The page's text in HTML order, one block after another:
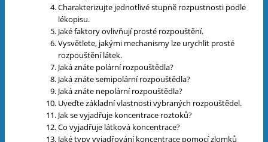
Charakterizujte jednotlivé stupně rozpustnosti podle
lékopisu.
Jaké faktory ovlivňují prosté rozpouštění.
Vysvětlete, jakými mechanismy lze urychlit prosté
rozpouštění látek.
Jaká znáte polární rozpouštědla?
Jaká znáte semipolární rozpouštědla?
Jaká znáte nepolární rozpouštědla?
Uveďte základní vlastnosti vybraných rozpouštědel.
Jak se vyjadřuje koncentrace roztoků?
Co vyjadřuje látková koncentrace?
Jaké typy vyjadřování koncentrace pomocí zlomků